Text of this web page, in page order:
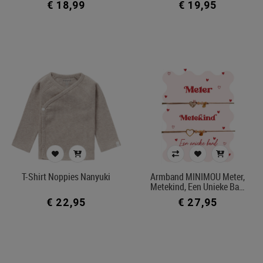
€ 18,99 € 19,95
T-Shirt Noppies Nanyuki
€ 22,95
Armband MINIMOU Meter,
Metekind, Een Unieke Ba…
€ 27,95